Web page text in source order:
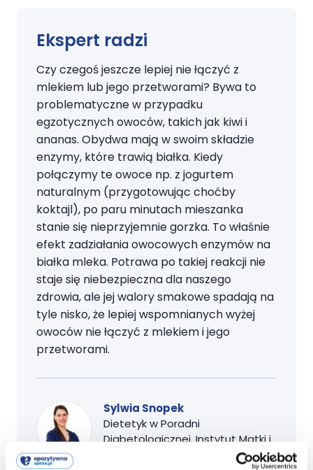
Ekspert radzi
Czy czegoś jeszcze lepiej nie łączyć z
mlekiem lub jego przetworami? Bywa to
problematyczne w przypadku
egzotycznych owoców, takich jak kiwi i
ananas. Obydwa mają w swoim składzie
enzymy, które trawią białka. Kiedy
połączymy te owoce np. z jogurtem
naturalnym (przygotowując choćby
koktajl), po paru minutach mieszanka
stanie się nieprzyjemnie gorzka. To właśnie
efekt zadziałania owocowych enzymów na
białka mleka. Potrawa po takiej reakcji nie
staje się niebezpieczna dla naszego
zdrowia, ale jej walory smakowe spadają na
tyle nisko, że lepiej wspomnianych wyżej
owoców nie łączyć z mlekiem i jego
przetworami.
Sylwia Snopek
Dietetyk w Poradni
Diabetologicznej, Instytut Matki i